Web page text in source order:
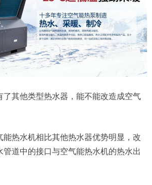
了其他类型热水器，能不能改造成空气
能热水机相比其他热水器优势明显，改
管道中的接口与空气能热水机的热水出